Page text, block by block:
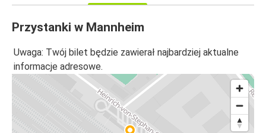
Przystanki w Mannheim
Uwaga: Twój bilet będzie zawierał najbardziej aktualne
informacje adresowe.